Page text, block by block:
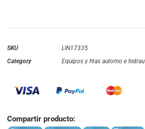
SKU
LIN17335
Category
Equipos y htas automo e hidrau
Compartir producto: